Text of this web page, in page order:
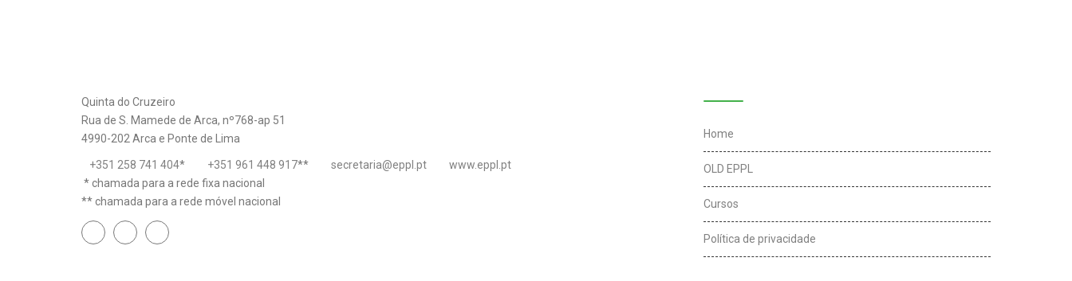
Quinta do Cruzeiro
Rua de S. Mamede de Arca, nº768-ap 51
4990-202 Arca e Ponte de Lima
+351 258 741 404* +351 961 448 917** secretaria@eppl.pt
www.eppl.pt
* chamada para a rede fixa nacional
** chamada para a rede móvel nacional
Home
OLD EPPL
Cursos
Política de privacidade